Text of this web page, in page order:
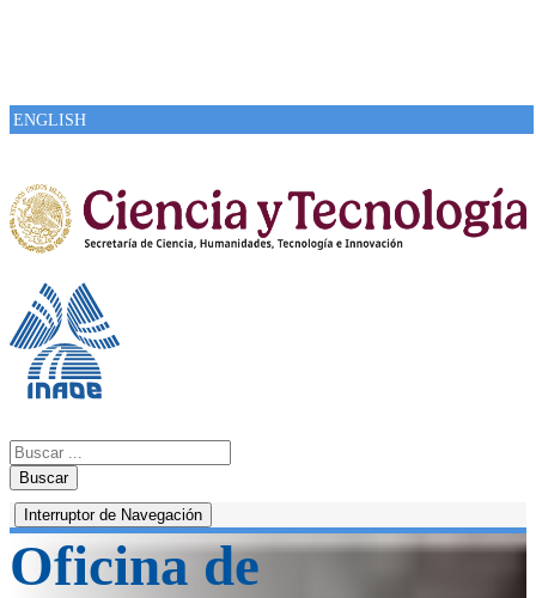
ENGLISH
Buscar
Interruptor de Navegación
Oficina de